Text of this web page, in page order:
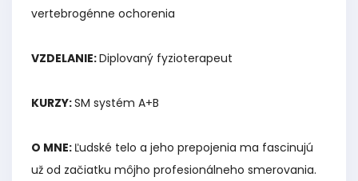
vertebrogénne ochorenia
VZDELANIE:Diplovaný fyzioterapeut
KURZY:SM systém A+B
O MNE: Ľudské telo a jeho prepojenia ma fascinujú
už od začiatku môjho profesionálneho smerovania.